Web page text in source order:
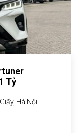
Tỷ
Hà Nội